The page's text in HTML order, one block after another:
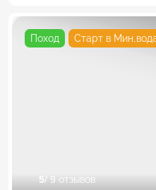
Поход Старт в
5/ 9 отзывов